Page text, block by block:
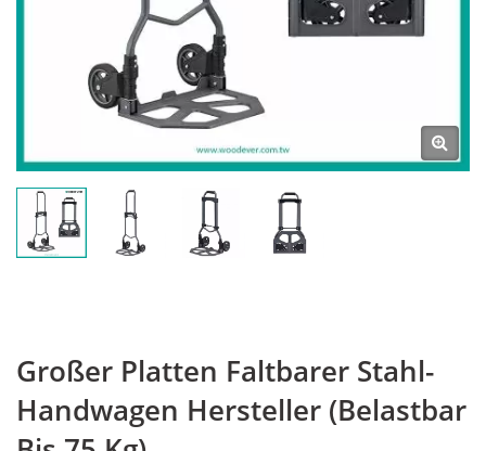
Großer Platten Faltbarer Stahl-
Handwagen Hersteller (belastbar